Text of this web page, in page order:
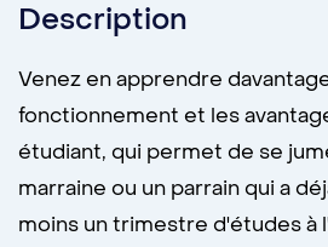
Description
Venez en apprendre
fonctionnement et les
étudiant, qui permet de se
marraine ou un parrain qui a
moins un trimestre d'études à